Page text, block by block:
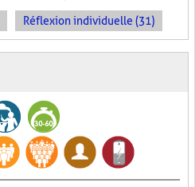
Réflexion individuelle (31)